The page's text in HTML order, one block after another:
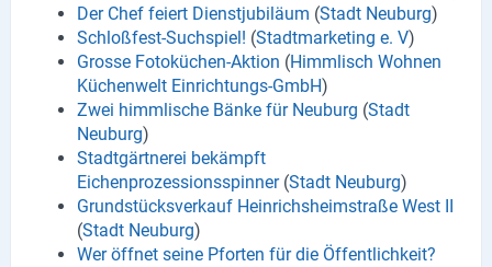
Der Chef feiert Dienstjubiläum (Stadt Neuburg)
Schloßfest-Suchspiel! (Stadtmarketing e. V)
Grosse Fotoküchen-Aktion (Himmlisch Wohnen
Küchenwelt Einrichtungs-GmbH)
Zwei himmlische Bänke für Neuburg (Stadt
Neuburg)
Stadtgärtnerei bekämpft
Eichenprozessionsspinner (Stadt Neuburg)
Grundstücksverkauf Heinrichsheimstraße West II
(Stadt Neuburg)
Wer öffnet seine Pforten für die Öffentlichkeit?